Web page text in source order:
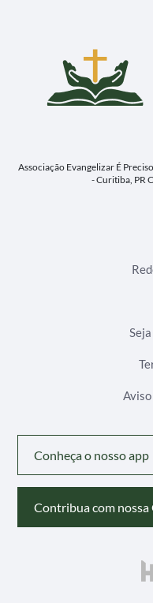
Associação Evangelizar É Preciso
- Curitiba, PR
Conheça o nosso app
Contribua com nossa